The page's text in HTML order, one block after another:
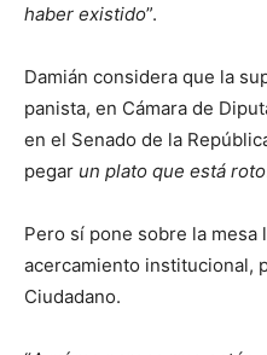
haber existido”.
Damián considera que la
panista, en Cámara de
en el Senado de la
pegar un plato que está roto
Pero sí pone sobre la mesa
acercamiento institucional,
Ciudadano.